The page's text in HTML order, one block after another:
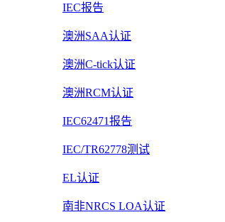
IEC报告
澳洲SAA认证
澳洲C-tick认证
澳洲RCM认证
IEC62471报告
IEC/TR62778测试
EL认证
南非NRCS LOA认证